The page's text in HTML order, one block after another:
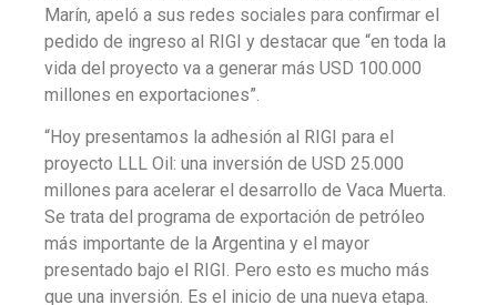
Marín, apeló a sus redes sociales para confirmar el
pedido de ingreso al RIGI y destacar que “en toda la
vida del proyecto va a generar más USD 100.000
millones en exportaciones”.
“Hoy presentamos la adhesión al RIGI para el
proyecto LLL Oil: una inversión de USD 25.000
millones para acelerar el desarrollo de Vaca Muerta.
Se trata del programa de exportación de petróleo
más importante de la Argentina y el mayor
presentado bajo el RIGI. Pero esto es mucho más
que una inversión. Es el inicio de una nueva etapa.